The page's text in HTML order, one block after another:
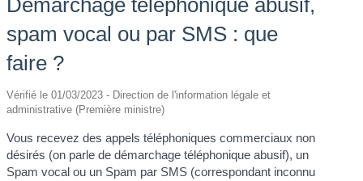
Démarchage téléphonique abusif,
spam vocal ou par SMS : que
faire ?
Vérifié le 01/03/2023 - Direction de l'information légale et
administrative (Première ministre)
Vous recevez des appels téléphoniques commerciaux non
désirés (on parle de démarchage téléphonique abusif), un
Spam vocal ou un Spam par SMS (correspondant inconnu